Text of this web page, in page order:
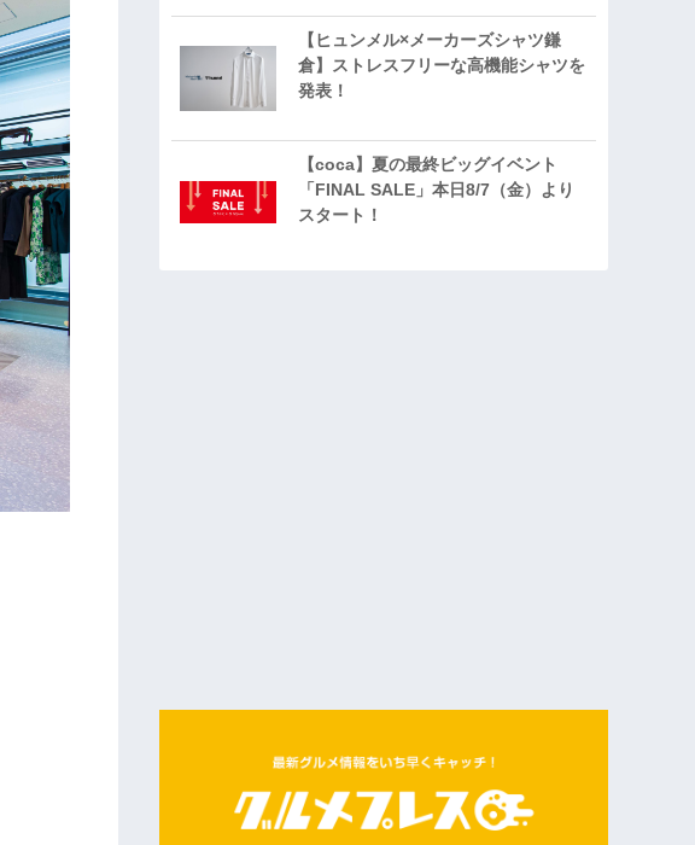
【ヒュンメル×メーカーズシャツ鎌
倉】ストレスフリーな高機能シャツを
発表！
【coca】夏の最終ビッグイベント
「FINAL SALE」本日8/7（金）より
スタート！